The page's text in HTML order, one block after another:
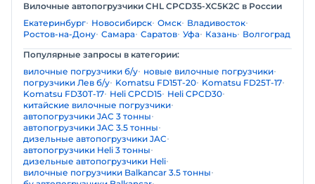
Вилочные автопогрузчики CHL CPCD35-XC5K2C в России
Екатеринбург Новосибирск Омск Владивосток
Ростов-на-Дону Самара Саратов Уфа Казань Волгоград
Популярные запросы в категории:
вилочные погрузчики б/у новые вилочные погрузчики
погрузчики Лев б/у Komatsu FD15T-20 Komatsu FD25T-17
Komatsu FD30T-17 Heli CPCD15 Heli CPCD30
китайские вилочные погрузчики
автопогрузчики JAC 3 тонны
автопогрузчики JAC 3.5 тонны
дизельные автопогрузчики JAC
автопогрузчики Heli 3 тонны
дизельные автопогрузчики Heli
вилочные погрузчики Balkancar 3.5 тонны